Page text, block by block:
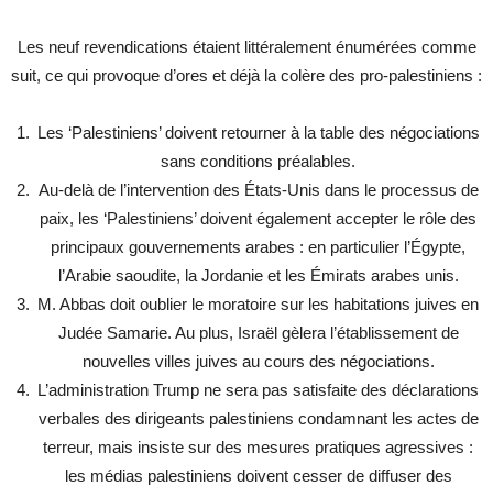
Les neuf revendications étaient littéralement énumérées comme
suit, ce qui provoque d’ores et déjà la colère des pro-palestiniens :
Les ‘Palestiniens’ doivent retourner à la table des négociations
sans conditions préalables.
Au-delà de l’intervention des États-Unis dans le processus de
paix, les ‘Palestiniens’ doivent également accepter le rôle des
principaux gouvernements arabes : en particulier l’Égypte,
l’Arabie saoudite, la Jordanie et les Émirats arabes unis.
M. Abbas doit oublier le moratoire sur les habitations juives en
Judée Samarie. Au plus, Israël gèlera l’établissement de
nouvelles villes juives au cours des négociations.
L’administration Trump ne sera pas satisfaite des déclarations
verbales des dirigeants palestiniens condamnant les actes de
terreur, mais insiste sur des mesures pratiques agressives :
les médias palestiniens doivent cesser de diffuser des